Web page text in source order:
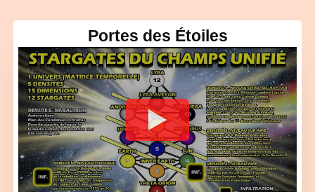
Portes des Étoiles